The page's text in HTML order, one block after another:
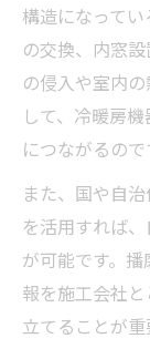
窓リ
とは
光熱
ント
窓リフォ
窓リ
順
申請
補助
ム準
構造になって
の交換、内窓
の侵入や室内
して、冷暖房
につながるので
また、国や自
を活用すれば
が可能です。
報を施工会社
立てることが重